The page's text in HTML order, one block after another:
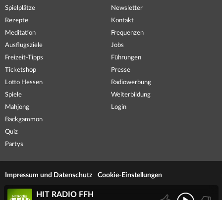
Spielplätze
Rezepte
Meditation
Ausflugsziele
Freizeit-Tipps
Ticketshop
Lotto Hessen
Spiele
Mahjong
Backgammon
Quiz
Partys
Newsletter
Kontakt
Frequenzen
Jobs
Führungen
Presse
Radiowerbung
Weiterbildung
Login
Impressum und Datenschutz Cookie-Einstellungen
HIT RADIO FFH